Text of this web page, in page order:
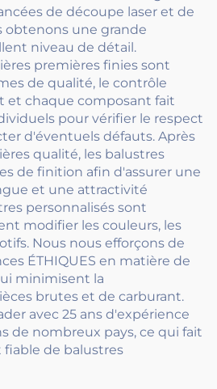
de découpe laser et de
obtenons une grande
niveau de détail.
premières finies sont
de qualité, le contrôle
et chaque composant fait
pour vérifier le respect
d'éventuels défauts. Après
qualité, les balustres
de finition afin d'assurer une
et une attractivité
personnalisés sont
modifier les couleurs, les
Nous nous efforçons de
ÉTHIQUES en matière de
minimisent la
brutes et de carburant.
avec 25 ans d'expérience
de nombreux pays, ce qui fait
de balustres